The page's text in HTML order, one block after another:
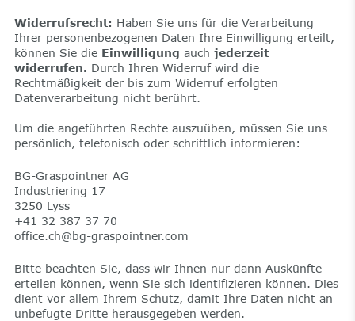
Widerrufsrecht: Haben Sie uns für die Verarbeitung
Ihrer personenbezogenen Daten Ihre Einwilligung erteilt,
können Sie die Einwilligung auch jederzeit
widerrufen. Durch Ihren Widerruf wird die
Rechtmäßigkeit der bis zum Widerruf erfolgten
Datenverarbeitung nicht berührt.
Um die angeführten Rechte auszuüben, müssen Sie uns
persönlich, telefonisch oder schriftlich informieren:
BG-Graspointner AG
Industriering 17
3250 Lyss
+41 32 387 37 70
office.ch@bg-graspointner.com
Bitte beachten Sie, dass wir Ihnen nur dann Auskünfte
erteilen können, wenn Sie sich identifizieren können. Dies
dient vor allem Ihrem Schutz, damit Ihre Daten nicht an
unbefugte Dritte herausgegeben werden.